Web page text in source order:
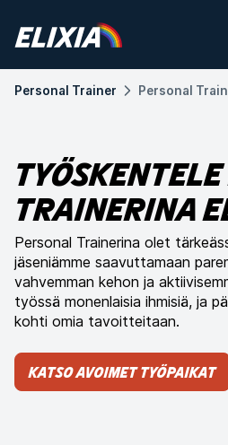
Personal Trainer Personal
TRAINERINA
Personal Trainerina olet
jäseniämme saavuttamaan
vahvemman kehon ja
työssä monenlaisia ihmisiä, ja
kohti omia tavoitteitaan.
Katso avoimet työpaikat